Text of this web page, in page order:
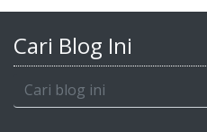
Cari Blog Ini